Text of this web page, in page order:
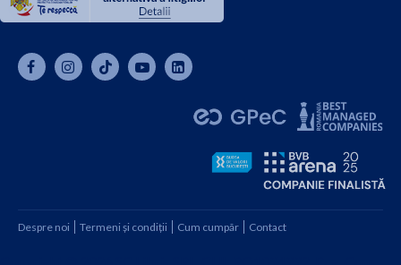
Despre noi Termeni și condiții Cum cumpăr Contact